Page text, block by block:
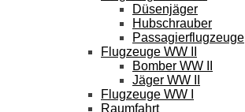
Düsenjäger
Hubschrauber
Passagierflugzeuge
Flugzeuge WW II
Bomber WW II
Jäger WW II
Flugzeuge WW I
Raumfahrt